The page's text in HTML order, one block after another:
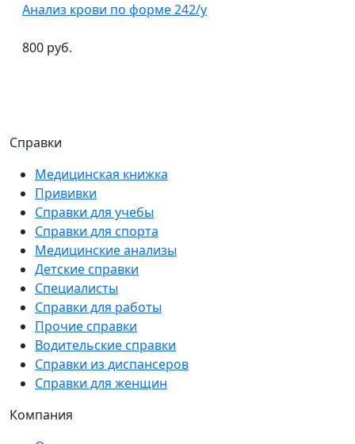
Анализ крови по форме 242/у
800 руб.
Справки
Медицинская книжка
Прививки
Справки для учебы
Справки для спорта
Медицинские анализы
Детские справки
Специалисты
Справки для работы
Прочие справки
Водительские справки
Справки из диспансеров
Справки для женщин
Компания